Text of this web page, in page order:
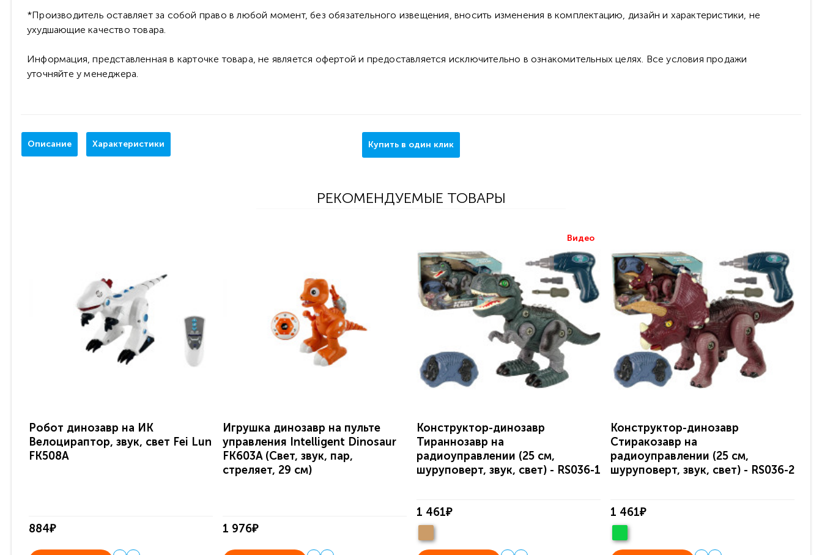
*Производитель оставляет за собой право в любой момент, без обязательного извещения, вносить изменения в комплектацию, дизайн и характеристики, не
ухудшающие качество товара.
Информация, представленная в карточке товара, не является офертой и предоставляется исключительно в ознакомительных целях. Все условия продажи
уточняйте у менеджера.
Описание Характеристики Купить в один клик
РЕКОМЕНДУЕМЫЕ ТОВАРЫ
Робот динозавр на ИК
Велоцираптор, звук, свет Fei Lun
FK508A
884₽
Игрушка динозавр на пульте
управления Intelligent Dinosaur
FK603A (Свет, звук, пар,
стреляет, 29 см)
1 976₽
Видео
Конструктор-динозавр
Тираннозавр на
радиоуправлении (25 см,
шуруповерт, звук, свет) - RS036-1
1 461₽
Конструктор-динозавр
Стиракозавр на
радиоуправлении (25 см,
шуруповерт, звук, свет) - RS036-2
1 461₽